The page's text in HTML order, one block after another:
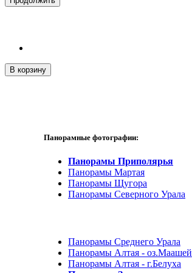
В корзину
Панорамные фотографии:
Панорамы Приполярья
Панорамы Мартая
Панорамы Щугора
Панорамы Северного Урала
Панорамы Среднего Урала
Панорамы Алтая - оз.Маашей
Панорамы Алтая - г.Белуха